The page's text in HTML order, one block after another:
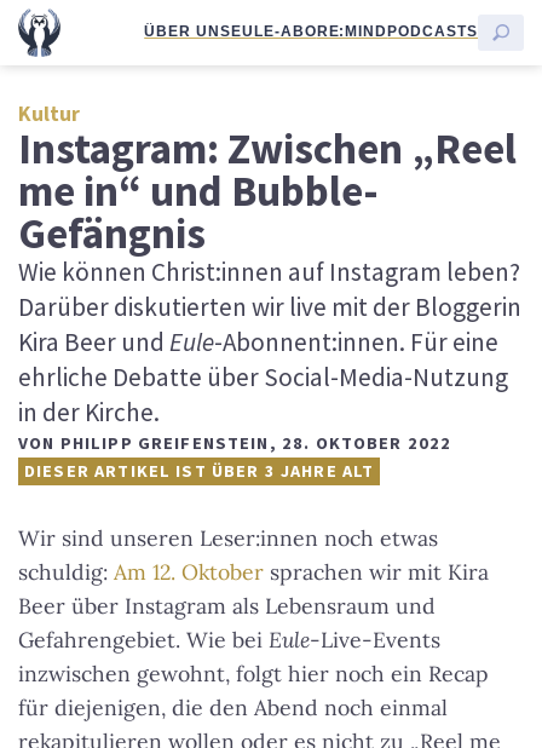
ÜBER UNSEULE-ABORE:MINDPODCASTS
Kultur
Instagram: Zwischen „Reel
me in“ und Bubble-
Gefängnis
Wie können Christ:innen auf Instagram leben?
Darüber diskutierten wir live mit der Bloggerin
Kira Beer und Eule-Abonnent:innen. Für eine
ehrliche Debatte über Social-Media-Nutzung
in der Kirche.
VON PHILIPP GREIFENSTEIN , 28. OKTOBER 2022
DIESER ARTIKEL IST ÜBER 3 JAHRE ALT
Wir sind unseren Leser:innen noch etwas
schuldig: Am 12. Oktober sprachen wir mit Kira
Beer über Instagram als Lebensraum und
Gefahrengebiet. Wie bei Eule-Live-Events
inzwischen gewohnt, folgt hier noch ein Recap
für diejenigen, die den Abend noch einmal
rekapitulieren wollen oder es nicht zu „Reel me